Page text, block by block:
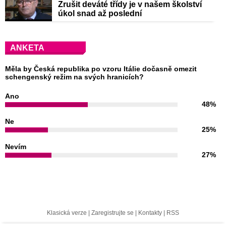
Zrušit deváté třídy je v našem školství
úkol snad až poslední
ANKETA
Měla by Česká republika po vzoru Itálie dočasně omezit
schengenský režim na svých hranicích?
Ano
48%
Ne
25%
Nevím
27%
Klasická verze | Zaregistrujte se | Kontakty | RSS